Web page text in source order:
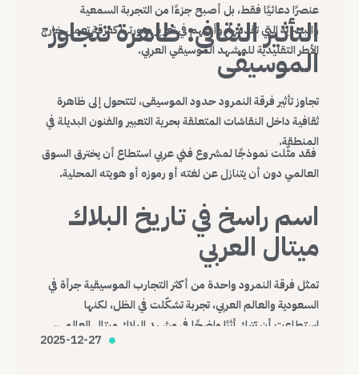
عنصرًا دعائيًا فقط، بل أصبح جزءًا من التجربة السمعية
والبصرية التي تقدمها، وأسهم في تعزيز صورتها كفرقة تعمل خارج
الأطر التقليدية للمشهد الموسيقي العربي.
التأثير الثقافي: ظاهرة تتجاوز
الموسيقى
تجاوز تأثير فرقة النمرود حدود الموسيقى، لتتحول إلى ظاهرة
ثقافية داخل النقاشات المتعلقة بحرية التعبير والفنون البديلة في
المنطقة.
فقد مثّلت نموذجًا لمشروع فني عربي استطاع أن يخترق السوق
العالمي دون أن يتنازل عن لغته أو رموزه أو هويته المحلية.
اسم راسخ في تاريخ البلاك
ميتال العربي
تمثل فرقة النمرود واحدة من أكثر التجارب الموسيقية جرأة في
السعودية والعالم العربي، تجربة تشكّلت في الظل، لكنها
استطاعت أن تترك أثرًا واضحًا في مشهد البلاك ميتال العالمي،
وتؤكد أن الموسيقى، مهما كانت هامشية أو صادمة، قادرة على
2025-12-27